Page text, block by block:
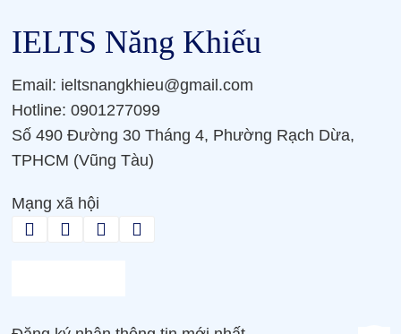
IELTS Năng Khiếu
Email: ieltsnangkhieu@gmail.com
Hotline: 0901277099
Số 490 Đường 30 Tháng 4, Phường Rạch Dừa,
TPHCM (Vũng Tàu)
Mạng xã hội